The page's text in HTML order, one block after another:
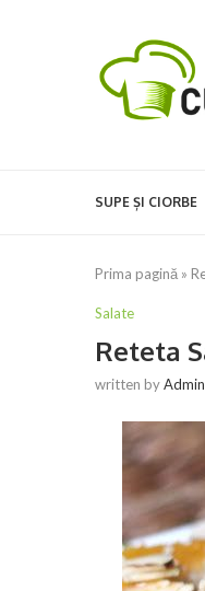
SUPE ȘI CIORBE
Prima pagină »
Salate
Reteta
written by